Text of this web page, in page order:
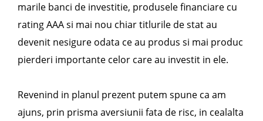
marile banci de investitie, produsele financiare cu
rating AAA si mai nou chiar titlurile de stat au
devenit nesigure odata ce au produs si mai produc
pierderi importante celor care au investit in ele.
Revenind in planul prezent putem spune ca am
ajuns, prin prisma aversiunii fata de risc, in cealalta